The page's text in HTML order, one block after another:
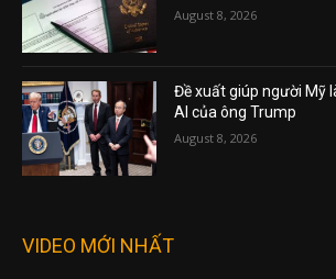
August 8, 2026
Đề xuất giúp người Mỹ
AI của ông Trump
August 8, 2026
VIDEO MỚI NHẤT